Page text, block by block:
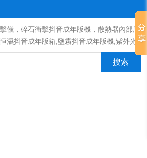
儀，碎石衝擊抖音成年版機，散熱器內部腐
濕抖音成年版箱,鹽霧抖音成年版機,紫外光
,氙燈老化抖音成年版箱，沙塵抖音成年版
汽車內飾材料燃燒抖音成年版機